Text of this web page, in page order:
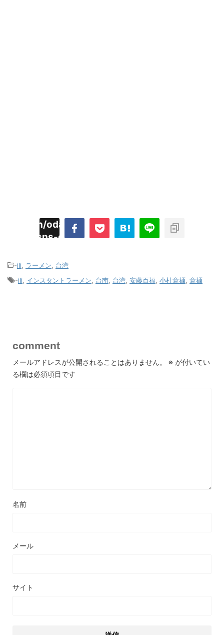
odaiji.com/public_html/blog/wp-
sns-count-cache/sns-count-
-ili, ラーメン, 台湾
-ili, インスタントラーメン, 台南, 台湾, 安藤百福, 小杜意麺, 意麺
comment
メールアドレスが公開されることはありません。 ※ が付いてい
る欄は必須項目です
名前
メール
サイト